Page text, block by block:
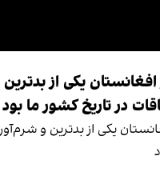
یکی از
در تاریخ کشور ما بود
یکی از بدترین و